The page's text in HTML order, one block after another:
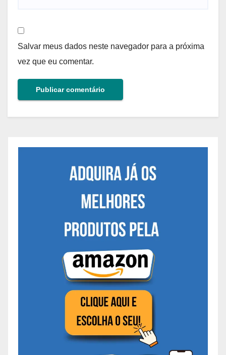
Salvar meus dados neste navegador para a próxima
vez que eu comentar.